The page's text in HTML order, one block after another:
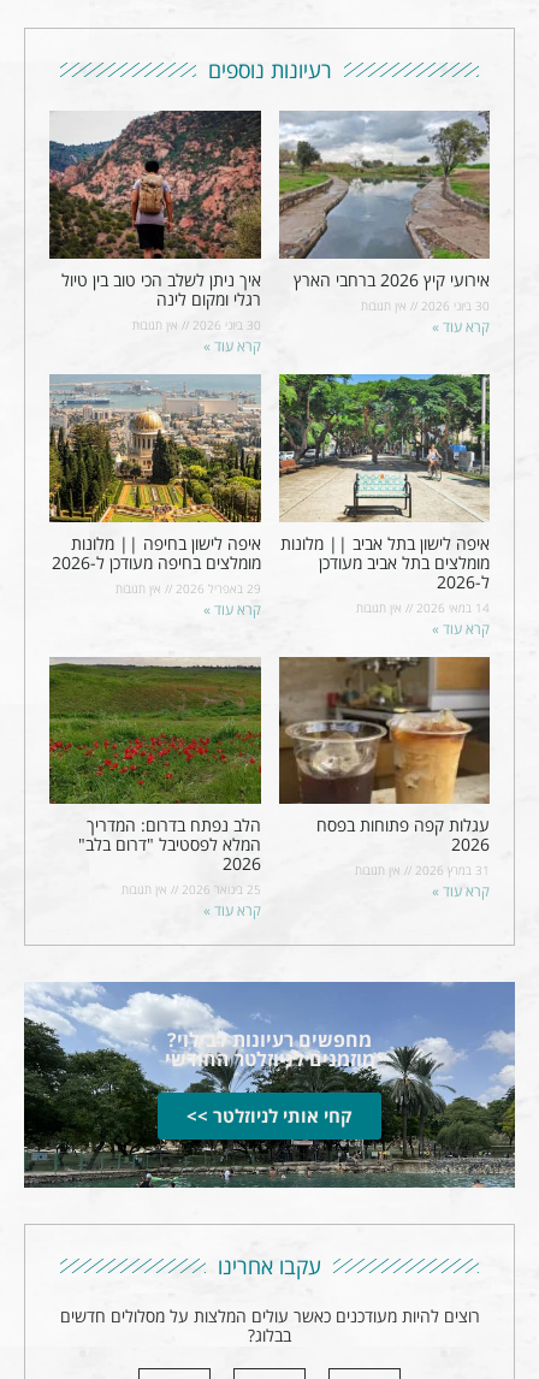
רעיונות נוספים
אירועי קיץ 2026 ברחבי הארץ
30 ביוני 2026 אין תגובות
קרא עוד »
איך ניתן לשלב הכי טוב בין טיול
רגלי ומקום לינה
30 ביוני 2026 אין תגובות
קרא עוד »
איפה לישון בתל אביב || מלונות
מומלצים בתל אביב מעודכן
ל-2026
14 במאי 2026 אין תגובות
קרא עוד »
איפה לישון בחיפה || מלונות
מומלצים בחיפה מעודכן ל-2026
29 באפריל 2026 אין תגובות
קרא עוד »
עגלות קפה פתוחות בפסח
2026
31 במרץ 2026 אין תגובות
קרא עוד »
הלב נפתח בדרום: המדריך
המלא לפסטיבל "דרום בלב"
2026
25 בינואר 2026 אין תגובות
קרא עוד »
מחפשים רעיונות לבילוי?
מוזמנים לניוזלטר החודשי
קחי אותי לניוזלטר >>
עקבו אחרינו
רוצים להיות מעודכנים כאשר עולים המלצות על מסלולים חדשים
בבלוג?